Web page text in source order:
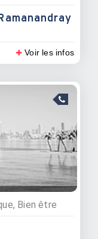
Voir les infos
Bien être